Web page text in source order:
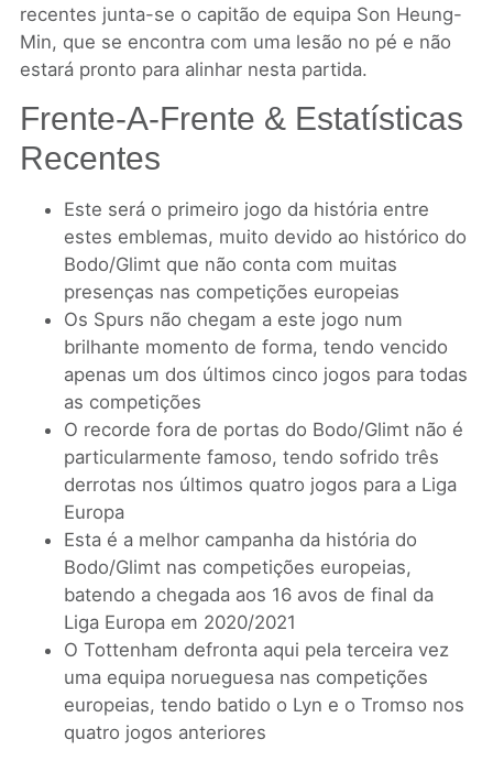
recentes junta-se o capitão de equipa Son Heung-
Min, que se encontra com uma lesão no pé e não
estará pronto para alinhar nesta partida.
Frente-A-Frente & Estatísticas
Recentes
Este será o primeiro jogo da história entre
estes emblemas, muito devido ao histórico do
Bodo/Glimt que não conta com muitas
presenças nas competições europeias
Os Spurs não chegam a este jogo num
brilhante momento de forma, tendo vencido
apenas um dos últimos cinco jogos para todas
as competições
O recorde fora de portas do Bodo/Glimt não é
particularmente famoso, tendo sofrido três
derrotas nos últimos quatro jogos para a Liga
Europa
Esta é a melhor campanha da história do
Bodo/Glimt nas competições europeias,
batendo a chegada aos 16 avos de final da
Liga Europa em 2020/2021
O Tottenham defronta aqui pela terceira vez
uma equipa norueguesa nas competições
europeias, tendo batido o Lyn e o Tromso nos
quatro jogos anteriores